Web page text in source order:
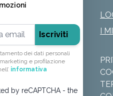
Indirizzo email
Iscriviti
dei dati personali
e profilazione
informativa
by reCAPTCHA - the
I